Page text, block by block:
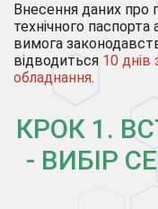
Внесення даних про
технічного
вимога
відводиться 10
обладнання.
КРОК 1.
- ВИБІР